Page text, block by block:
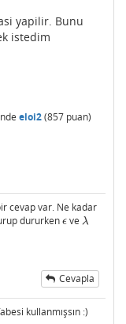
yapilir. Bunu
istedim
eloi2(857 puan)
cevap var. Ne kadar
dururken ϵ
ϵ ve λ
λ
Cevapla
kullanmışsın :)